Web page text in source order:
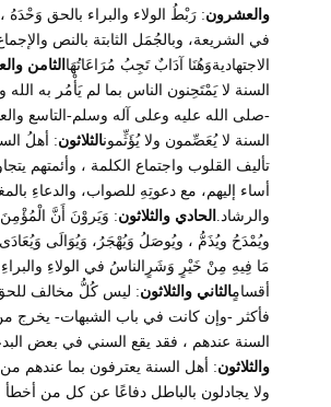
والعشرون: رَبْطُ الولاء والبراء بالحق وَحْدَهُ
في الشريعة، وبالجُمَل الثابتة بالنص
الاجتهاديةوَهُنَا آدَابٌ تَجِبُ مُرَاعَاتُهَا الثامن
السنة لا يَمْتَحِنون الناس بما لم يَأْمُر به الله
-صلى الله عليه وعلى آله وسلم-التاسع
السنة لا يُعَصِّمون ولا يُؤَثِّمونالثلاثون: أهلُ
تأليف القلوب واجتماع الكلمة ، وأئمتهم
أساء إليهم، مع دعوتِهِ للصواب، والدعاءِ
والرشاد. الحادي والثلاثون: وَيَروْنَ أَنَّ
ويُمْدَحُ ويُذَمُّ ، ويُوصَلُ وَيُهْجَرُ، وَيُوَالَى
مَا فِيهِ مِنْ خَيْرٍ وَشَرٍالناسُ في الولاءِ والبراءِ
أقسامٍالثاني والثلاثون: ليس كُلُّ مخالف
فأكثر -وإن كانت في باب الشبهات- يخرج
السنة عندهم ، فقد يقع السني في بعض
والثلاثون: أهل السنة يعترفون بما عندهم
ولا يجادلون بالباطل دفاعًا عن كل من